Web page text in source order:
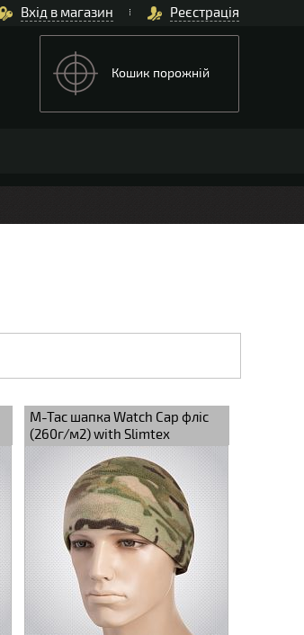
Вхід в магазин Реєстрація
Кошик порожній
M-Tac шапка Watch Cap фліс
(260г/м2) with Slimtex
Multicam